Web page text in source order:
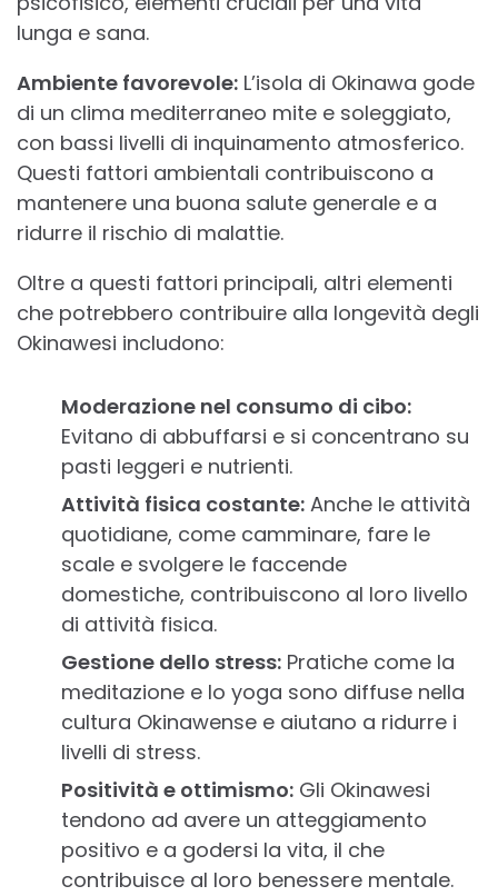
lunga e sana.
Ambiente favorevole: L’isola di Okinawa gode
di un clima mediterraneo mite e soleggiato,
con bassi livelli di inquinamento atmosferico.
Questi fattori ambientali contribuiscono a
mantenere una buona salute generale e a
ridurre il rischio di malattie.
Oltre a questi fattori principali, altri elementi
che potrebbero contribuire alla longevità degli
Okinawesi includono:
Moderazione nel consumo di cibo:
Evitano di abbuffarsi e si concentrano su
pasti leggeri e nutrienti.
Attività fisica costante: Anche le attività
quotidiane, come camminare, fare le
scale e svolgere le faccende
domestiche, contribuiscono al loro livello
di attività fisica.
Gestione dello stress: Pratiche come la
meditazione e lo yoga sono diffuse nella
cultura Okinawense e aiutano a ridurre i
livelli di stress.
Positività e ottimismo: Gli Okinawesi
tendono ad avere un atteggiamento
positivo e a godersi la vita, il che
contribuisce al loro benessere mentale.